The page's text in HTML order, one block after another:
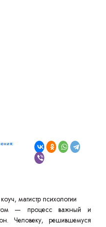
магистр психологии
— процесс важный и
Человеку, решившемуся